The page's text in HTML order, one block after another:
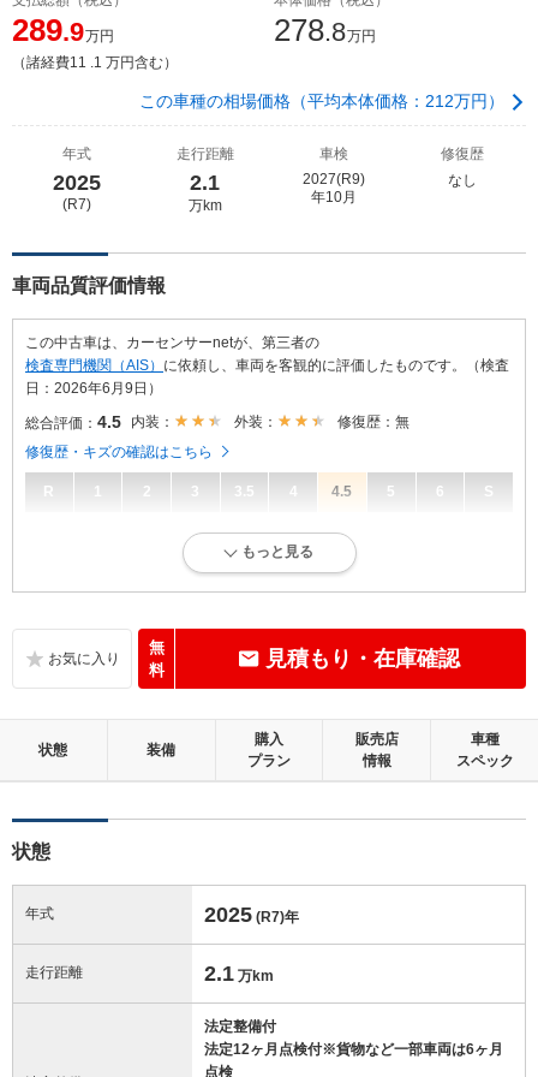
289.9万円
（諸経費11 .1 万円含む）
278.8万円
この車種の相場価格（平均本体価格：212万円）
年式
2025
(R7)
走行距離
2.1
万km
車検
2027(R9)
年10月
修復歴
なし
車両品質評価情報
この中古車は、カーセンサーnetが、第三者の
検査専門機関（AIS） に依頼し、車両を客観的に評価したものです。（検査
日：2026年6月9日）
総合評価： 4.5 内装： 外装：
修復歴：無
修復歴・キズの確認はこちら
R 1 2 3 3.5 4 4.5 5 6 S
内外装に目立たない軽微なキズ、ヘコミが少し認められますが、良好な
目立たない軽微なダメージはありますが、良好な状態です。
外装：
キズ、ヘコミなどが少なく、あっても目立たない、良好な状態です。
もっと見る
無
料
見積もり・在庫確認
状態 装備
購入
プラン
販売店
情報
車種
スペック
状態
年式 2025 (R7)年
走行距離 2.1 万km
法定整備付
法定12ヶ月点検付※貨物など一部車両は6ヶ月
点検